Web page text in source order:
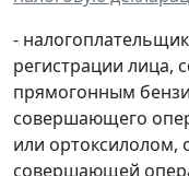
-
регистрации лица,
прямогонным
совершающего
или ортоксилолом,
совершающей